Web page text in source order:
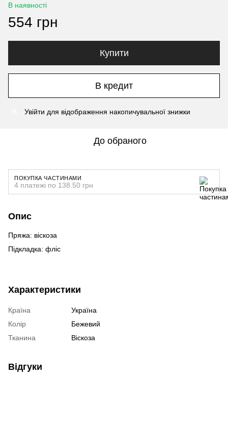
В наявності
554 грн
Купити
В кредит
Увійти для відображення накопичувальної знижки
До обраного
ПОКУПКА ЧАСТИНАМИ
4 платежі по 138.50 грн
Опис
Пряжа: віскоза
Підкладка: фліс
Характеристики
Країна
Україна
Колір
Бежевий
Тканина
Віскоза
Відгуки